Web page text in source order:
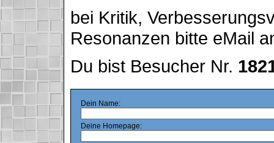
bei Kritik,
Resonanzen bitte eMail
Du bist Besucher Nr.
Dein Name:
Deine Homepage: